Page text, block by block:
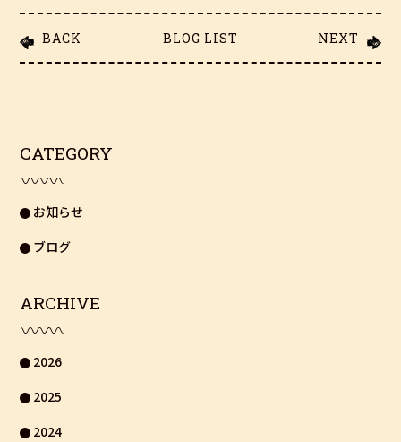
BACK BLOG LIST NEXT
CATEGORY
お知らせ
ブログ
ARCHIVE
2026
2025
2024